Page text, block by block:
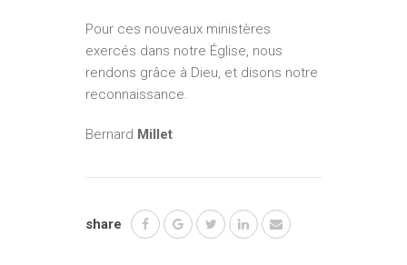
Pour ces nouveaux ministères
exercés dans notre Église, nous
rendons grâce à Dieu, et disons notre
reconnaissance.
Bernard Millet
share